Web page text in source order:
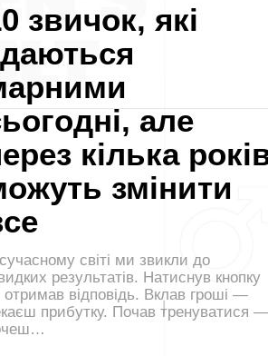
звичок, які
але
кілька
змінити
світі ми звикли до
результатів. Натиснув кнопку
відповідь. Вклав гроші —
прибутку. Почав тренуватися —